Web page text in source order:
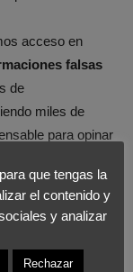
acceso en
falsas
de
miles de
para opinar
y dinero.
de tomar
llevar a
que tengas la
el contenido y
y analizar
Rechazar